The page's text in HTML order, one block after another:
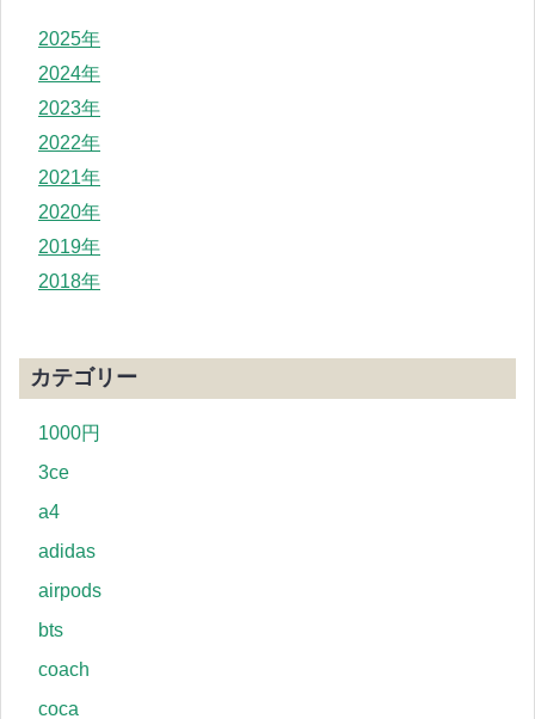
2025年
2024年
2023年
2022年
2021年
2020年
2019年
2018年
カテゴリー
1000円
3ce
a4
adidas
airpods
bts
coach
coca